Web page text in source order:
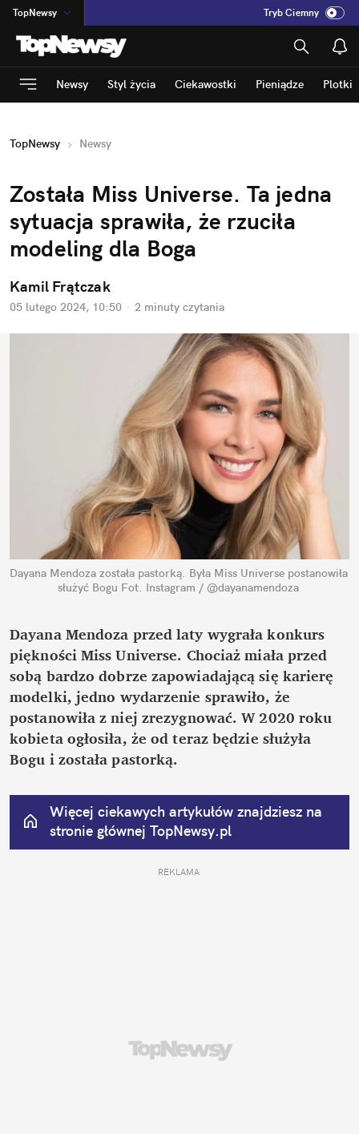
TopNewsy
na:Temat
INN:Poland
ASZ:dziennik
dad:HERO
Tryb Ciemny
Newsy Styl życia Ciekawostki Pieniądze Plotki
TopNewsy Newsy
Została Miss Universe. Ta jedna
sytuacja sprawiła, że rzuciła
modeling dla Boga
Kamil Frątczak
05 lutego 2024, 10:50 · 2 minuty czytania
Dayana Mendoza została pastorką. Była Miss Universe postanowiła
służyć Bogu Fot. Instagram / @dayanamendoza
Dayana Mendoza przed laty wygrała konkurs
piękności Miss Universe. Chociaż miała przed
sobą bardzo dobrze zapowiadającą się karierę
modelki, jedno wydarzenie sprawiło, że
postanowiła z niej zrezygnować. W 2020 roku
kobieta ogłosiła, że od teraz będzie służyła
Bogu i została pastorką.
Więcej ciekawych artykułów znajdziesz na
stronie głównej TopNewsy.pl
REKLAMA